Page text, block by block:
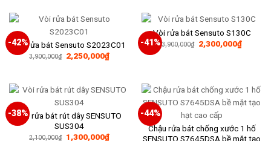
-42%
Vòi rửa bát Sensuto S2023C01
3,900,000₫ Giá
gốc
2,250,000₫Giá
hiện
2,250,000₫.
-41%
Vòi rửa bát Sensuto S130C
3,900,000₫ Giá
gốc
2,300,000₫Giá
hiện
-38%Vòi rửa bát rút dây SENSUTO
SUS304
2,100,000₫ Giá
1,300,000₫Giá
-44%
Chậu rửa bát chống xước 1 hố
SENSUTO S7645DSA bề mặt tạo